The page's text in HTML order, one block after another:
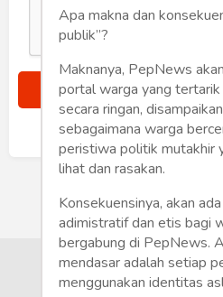
Gaya
Wisata
Wanita
Sudah punya
Apa makna dan
publik”?
Maknanya, PepNews
portal warga yang
secara ringan,
sebagaimana warga
peristiwa politik mutakhir
lihat dan rasakan.
Konsekuensinya, akan
adimistratif dan etis bagi
bergabung di PepNews.
mendasar adalah setiap
menggunakan identitas